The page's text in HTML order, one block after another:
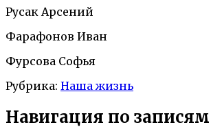
Русак Арсений
Фарафонов Иван
Фурсова Софья
Рубрика: Наша жизнь
Навигация по записям